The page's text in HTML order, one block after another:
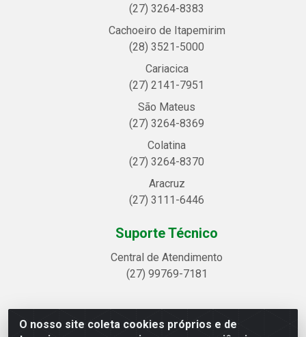
O nosso site coleta cookies próprios e de
(27) 3264-8383
Cachoeiro de Itapemirim
(28) 3521-5000
Cariacica
(27) 2141-7951
São Mateus
(27) 3264-8369
Colatina
(27) 3264-8370
Aracruz
(27) 3111-6446
Suporte Técnico
Central de Atendimento
(27) 99769-7181
Linhavix Distribuidora LTDA - Avenida Alegre, 2521 -